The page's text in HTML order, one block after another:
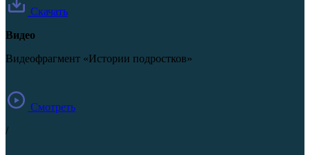
Скачать
Видео
Видеофрагмент «Истории подростков»
Смотреть
/